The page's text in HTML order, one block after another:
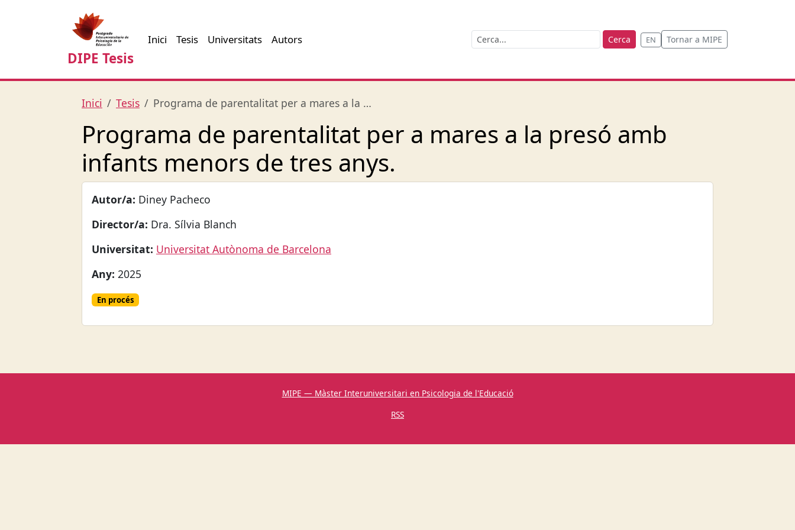
DIPE Tesis
Inici Tesis Universitats Autors Cerca EN Tornar a MIPE
Inici Tesis Programa de parentalitat per a mares a la …
Programa de parentalitat per a mares a la presó amb
infants menors de tres anys.
Autor/a: Diney Pacheco
Director/a: Dra. Sílvia Blanch
Universitat: Universitat Autònoma de Barcelona
Any: 2025
En procés
MIPE — Màster Interuniversitari en Psicologia de l'Educació
RSS